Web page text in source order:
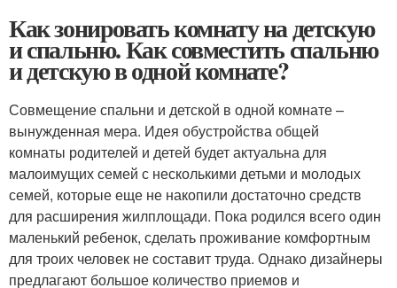
Как зонировать комнату на детскую
и спальню. Как совместить спальню
и детскую в одной комнате?
Совмещение спальни и детской в одной комнате –
вынужденная мера. Идея обустройства общей
комнаты родителей и детей будет актуальна для
малоимущих семей с несколькими детьми и молодых
семей, которые еще не накопили достаточно средств
для расширения жилплощади. Пока родился всего один
маленький ребенок, сделать проживание комфортным
для троих человек не составит труда. Однако дизайнеры
предлагают большое количество приемов и